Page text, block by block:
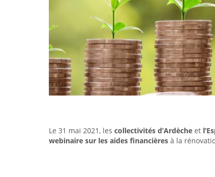
Le 31 mai 2021, les collectivités d’Ardèche et
webinaire sur les aides financières à la